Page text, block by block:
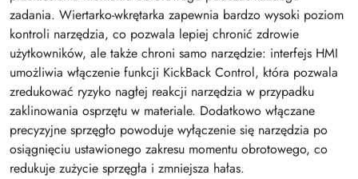
zadania. Wiertarko-wkrętarka zapewnia bardzo wysoki poziom
kontroli narzędzia, co pozwala lepiej chronić zdrowie
użytkowników, ale także chroni samo narzędzie: interfejs HMI
umożliwia włączenie funkcji KickBack Control, która pozwala
zredukować ryzyko nagłej reakcji narzędzia w przypadku
zaklinowania osprzętu w materiale. Dodatkowo włączane
precyzyjne sprzęgło powoduje wyłączenie się narzędzia po
osiągnięciu ustawionego zakresu momentu obrotowego, co
redukuje zużycie sprzęgła i zmniejsza hałas.